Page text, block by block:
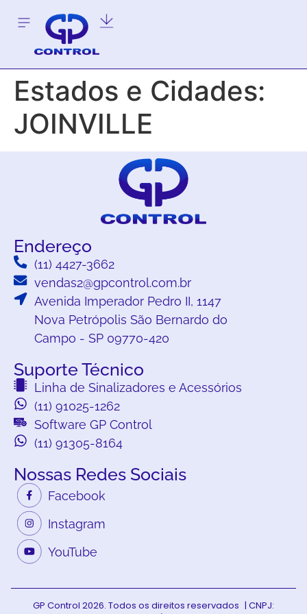
Estados e Cidades:
JOINVILLE
Endereço
(11) 4427-3662
vendas2@gpcontrol.com.br
Avenida Imperador Pedro II, 1147
Nova Petrópolis São Bernardo do
Campo - SP 09770-420
Suporte Técnico
Linha de Sinalizadores e Acessórios
(11) 91025-1262
Software GP Control
(11) 91305-8164
Nossas Redes Sociais
Facebook
Instagram
YouTube
GP Control 2026. Todos os direitos reservados | CNPJ: